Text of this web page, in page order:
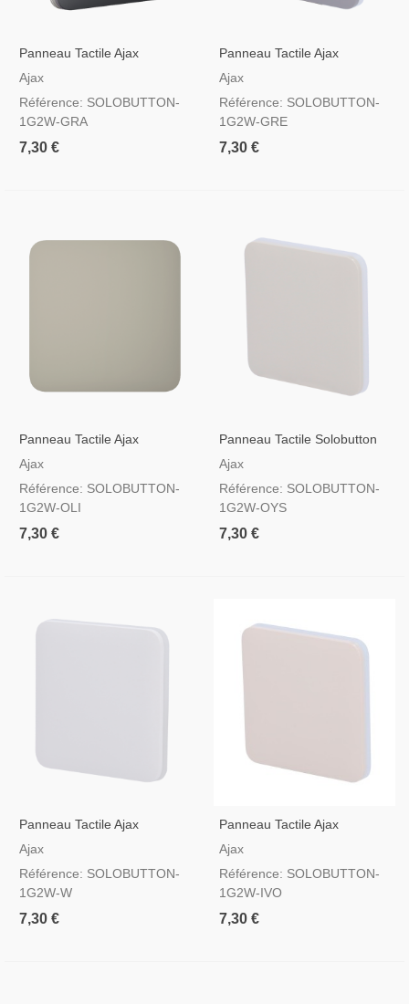
Panneau Tactile Ajax
Solobutton Pour Interrupteur
Couleur Graphite
Ajax
Référence: SOLOBUTTON-
1G2W-GRA
7,30 €
Panneau Tactile Ajax
Solobutton Pour Interrupteur
Couleur Grise
Ajax
Référence: SOLOBUTTON-
1G2W-GRE
7,30 €
Panneau Tactile Ajax
Solobutton Pour Interrupteur
Couleur Olive
Ajax
Référence: SOLOBUTTON-
1G2W-OLI
7,30 €
Panneau Tactile Solobutton
Ajax Pour Interrupteur
Couleur Huître
Ajax
Référence: SOLOBUTTON-
1G2W-OYS
7,30 €
Panneau Tactile Ajax
Solobutton Pour Interrupteur
Blanche
Ajax
Référence: SOLOBUTTON-
1G2W-W
7,30 €
Panneau Tactile Ajax
Solobutton Pour Interrupteur
Couleur Ivoire
Ajax
Référence: SOLOBUTTON-
1G2W-IVO
7,30 €